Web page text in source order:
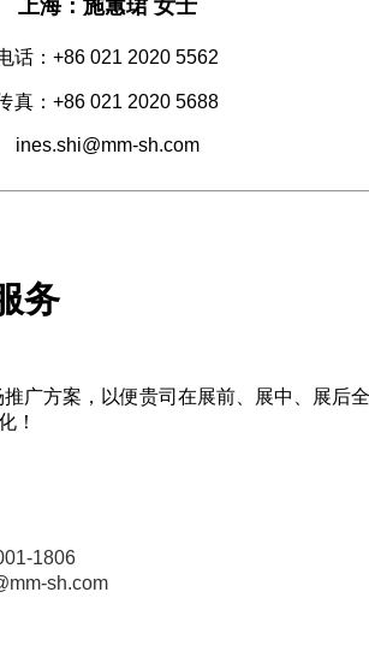
上海：施蕙珺 女士
话：+86 021 2020 5562
真：+86 021 2020 5688
ines.shi@mm-sh.com
务
广方案，以便贵司在展前、展中、展后
！
1806
sh.com